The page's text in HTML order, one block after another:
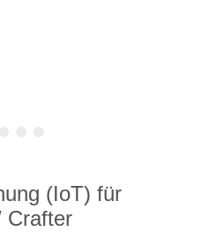
(IoT) für
Crafter